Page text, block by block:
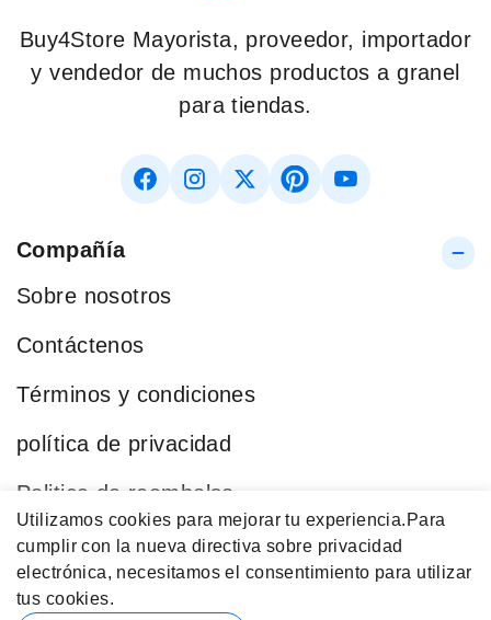
Utilizamos cookies para mejorar tu experiencia. Para
cumplir con la nueva directiva sobre privacidad
electrónica, necesitamos el consentimiento para utilizar
tus cookies.
Buy4Store Mayorista, proveedor, importador
y vendedor de muchos productos a granel
para tiendas.
Compañía
Sobre nosotros
Contáctenos
Términos y condiciones
política de privacidad
Politica de reembolso
Blog
Categorías Populares